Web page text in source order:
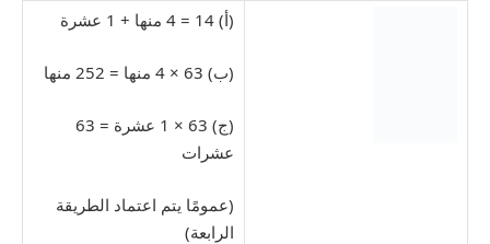
(أ) 14 = 4 منها + 1 عشرة
(ب) 63 × 4 منها = 252 منها
(ج) 63 × 1 عشرة = 63
عشرات
(عمومًا يتم اعتماد الطريقة
الرابعة)